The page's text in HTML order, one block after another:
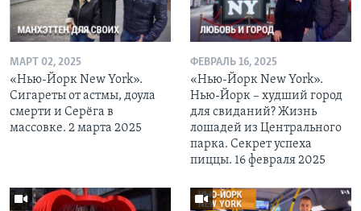
МАРТ 02, 2025
«Нью-Йорк New York».
Сигареты от астмы, доула
смерти и Серёга в
массовке. 2 марта 2025
ФЕВРАЛЬ 16, 2025
«Нью-Йорк New York».
Нью-Йорк – худший город
для свиданий? Жизнь
лошадей из Центрального
парка. Секрет успеха
пиццы. 16 февраля 2025